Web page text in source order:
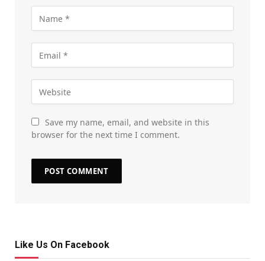
Save my name, email, and website in this
browser for the next time I comment.
Like Us On Facebook